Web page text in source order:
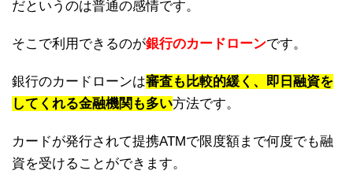
だというのは普通の感情です。
そこで利用できるのが銀行のカードローンです。
銀行のカードローンは審査も比較的緩く、即日融資を
してくれる金融機関も多い方法です。
カードが発行されて提携ATMで限度額まで何度でも融
資を受けることができます。